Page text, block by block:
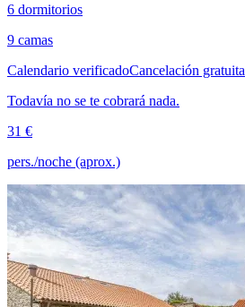
6 dormitorios
9 camas
Calendario verificadoCancelación gratuita
Todavía no se te cobrará nada.
31 €
pers./noche (aprox.)